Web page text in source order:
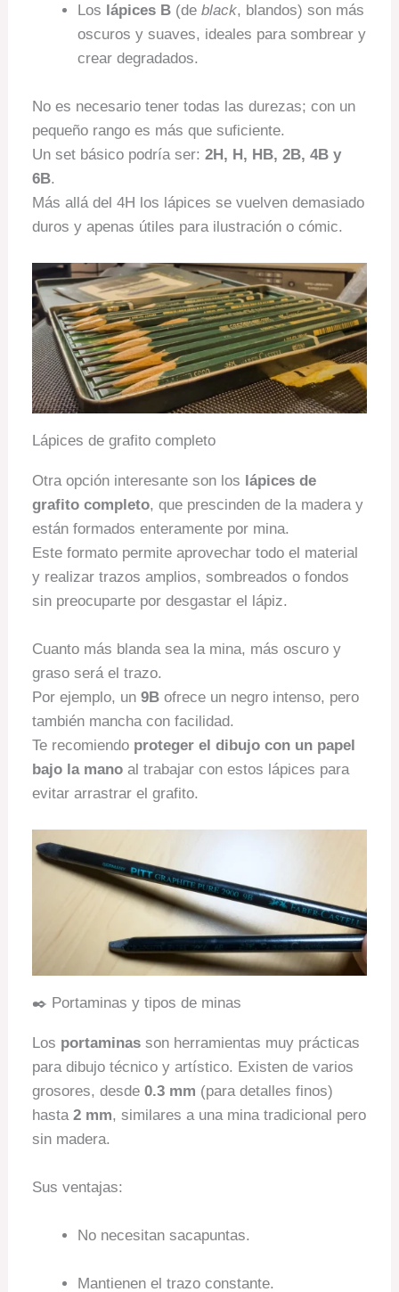
Los lápices B (deblack, blandos) son más
oscuros y suaves, ideales para sombrear y
crear degradados.
No es necesario tener todas las durezas; con un
pequeño rango es más que suficiente.
Un set básico podría ser:2H, H, HB, 2B, 4B y
6B.
Más allá del 4H los lápices se vuelven demasiado
duros y apenas útiles para ilustración o cómic.
Lápices de grafito completo
Otra opción interesante son los lápices de
grafito completo, que prescinden de la madera y
están formados enteramente por mina.
Este formato permite aprovechar todo el material
y realizar trazos amplios, sombreados o fondos
sin preocuparte por desgastar el lápiz.
Cuanto más blanda sea la mina, más oscuro y
graso será el trazo.
Por ejemplo, un9B ofrece un negro intenso, pero
también mancha con facilidad.
Te recomiendo proteger el dibujo con un papel
bajo la mano al trabajar con estos lápices para
evitar arrastrar el grafito.
✒️ Portaminas y tipos de minas
Los portaminas son herramientas muy prácticas
para dibujo técnico y artístico. Existen de varios
grosores, desde0.3 mm (para detalles finos)
hasta2 mm, similares a una mina tradicional pero
sin madera.
Sus ventajas:
No necesitan sacapuntas.
Mantienen el trazo constante.